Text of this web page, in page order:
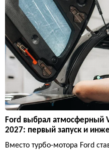
Ford выбрал атмосферный
2027: первый запуск и
Вместо турбо-мотора Ford